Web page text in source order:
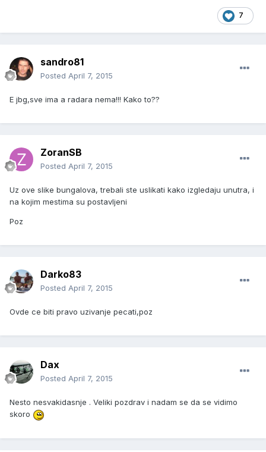
7
sandro81
Posted April 7, 2015
E jbg,sve ima a radara nema!!! Kako to??
ZoranSB
Posted April 7, 2015
Uz ove slike bungalova, trebali ste uslikati kako izgledaju unutra, i
na kojim mestima su postavljeni
Poz
Darko83
Posted April 7, 2015
Ovde ce biti pravo uzivanje pecati,poz
Dax
Posted April 7, 2015
Nesto nesvakidasnje . Veliki pozdrav i nadam se da se vidimo
skoro